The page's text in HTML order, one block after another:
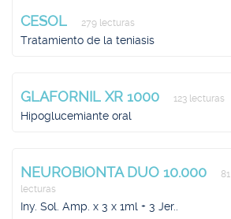
CESOL 279 lecturas
Tratamiento de la teniasis
GLAFORNIL XR 1000 123 lecturas
Hipoglucemiante oral
NEUROBIONTA DUO 10.000
81
lecturas
Iny. Sol. Amp. x 3 x 1ml + 3 Jer..